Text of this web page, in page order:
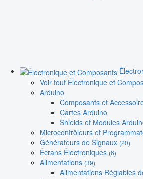
Voir tout Électronique et
Arduino
Composants et
Cartes Arduino
Shields et Modules
Microcontrôleurs et
Générateurs de Signaux (20)
Écrans Électroniques (6)
Alimentations (39)
Alimentations Réglables